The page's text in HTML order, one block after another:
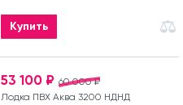
Купить
60 000 ₽
53 100 ₽
Лодка ПВХ Аква 3200 НДНД